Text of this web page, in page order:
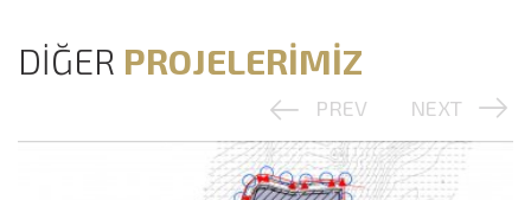
DİĞER PROJELERİMİZ
PREV NEXT